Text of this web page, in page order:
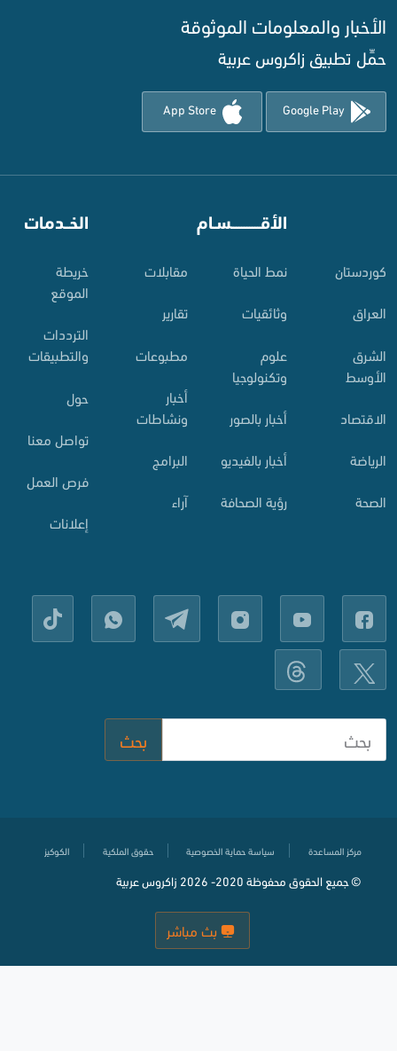
والمعلومات الموثوقة‌
تطبيق زاكروس عربية
Google Play
App Store
الأقـــــــــــسـام
نمط الحياة
وثائقيات
علوم
وتكنولوجيا
أخبار بالصور
أخبار بالفيديو
رؤية الصحافة
⠀
مقابلات
تقارير
مطبوعات
أخبار
ونشاطات
البرامج
آراء
الخــدمات
خريطة
الموقع
الترددات
والتطبيقات
حول
تواصل معنا
فرص العمل
إعلانات
بحث
مركز المساعدة سياسة حماية الخصوصية حقوق الملكية الكوكيز
© جميع الحقوق محفوظة2020- 2026 زاكروس عربية
بث مباشر